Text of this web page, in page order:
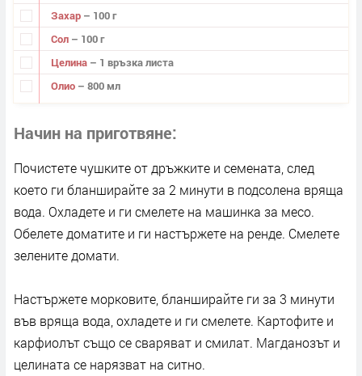
Захар – 100 г
Сол – 100 г
Целина – 1 връзка листа
Олио – 800 мл
Начин на приготвяне
Почистете чушките от дръжките и семената, след
което ги бланширайте за 2 минути в подсолена вряща
вода. Охладете и ги смелете на машинка за месо.
Обелете доматите и ги настържете на ренде. Смелете
зелените домати.
Настържете морковите, бланширайте ги за 3 минути
във вряща вода, охладете и ги смелете. Картофите и
карфиолът също се сваряват и смилат. Магданозът и
целината се нарязват на ситно.